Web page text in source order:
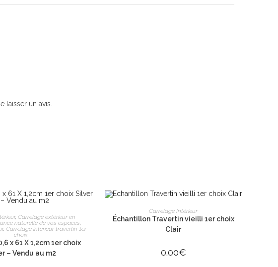
laisser un avis.
AU PANIER
,Carrelage extérieur en
naturelle de vos espaces
, Carrelage intérieur travertin 1er
choix
x 61 X 1,2cm 1er choix
– Vendu au m2
AJOUTER AU PANIER
Carrelage Intérieur
Échantillon Travertin vieilli 1er choix
Clair
0.00€
NOTRE BOUTIQUE